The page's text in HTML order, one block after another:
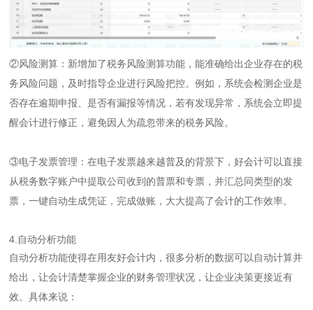
②风险测算：新增加了税务风险测算功能，能准确给出企业存在的税
务风险问题，及时指导企业进行风险把控。例如，系统会检测企业是
否存在逾期申报、是否有漏报等情况，若有发现异常，系统会立即提
醒会计进行修正，避免因人为疏忽带来的税务风险。
③电子发票管理：在电子发票越来越普及的背景下，好会计可以直接
从税务数字账户中提取公司收到的普票和专票，并汇总同类型的发
票，一键自动生成凭证，完成做账，大大提高了会计的工作效率。
4.自动分析功能
自动分析功能使得在用友好会计内，很多分析的数据可以自动计算并
给出，让会计清楚掌握企业的财务管理状况，让企业决策更接近有
效。具体来说：